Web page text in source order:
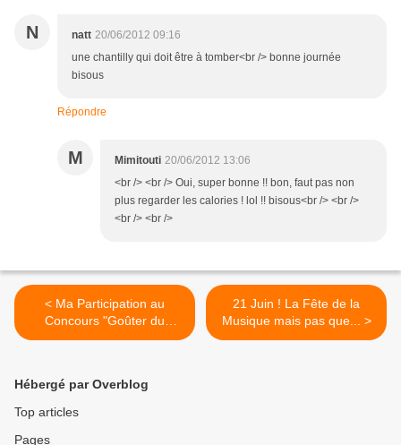
N natt 20/06/2012 09:16
une chantilly qui doit être à tomber<br /> bonne journée
bisous
Répondre
M Mimitouti 20/06/2012 13:06
<br /> <br /> Oui, super bonne !! bon, faut pas non
plus regarder les calories ! lol !! bisous<br /> <br />
<br /> <br />
< Ma Participation au
Concours "Goûter du
Monde" chez Quai Sud
21 Juin ! La Fête de la
Musique mais pas que... >
Hébergé par Overblog
Top articles
Pages